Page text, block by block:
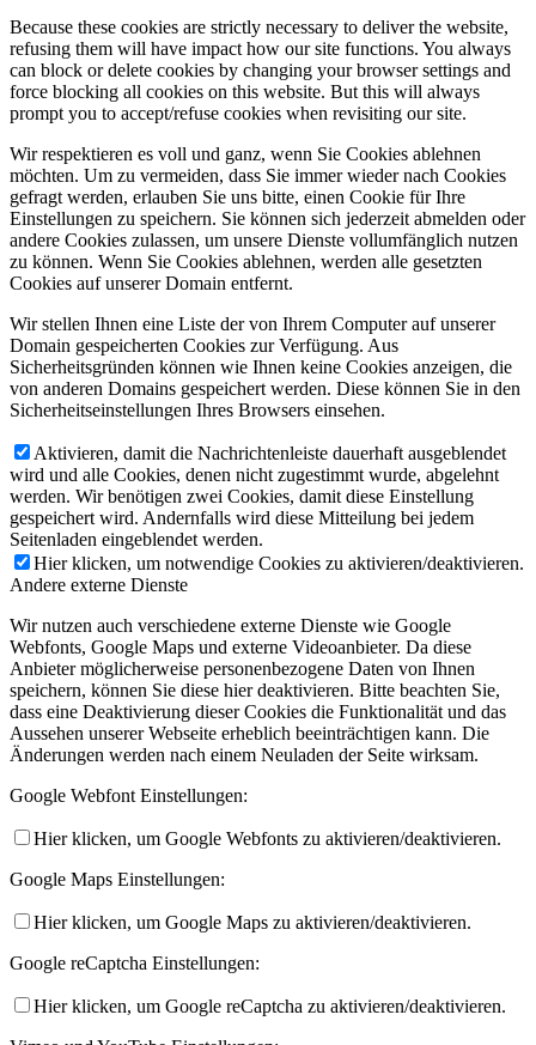
Because these cookies are strictly necessary to deliver the website,
refusing them will have impact how our site functions. You always
can block or delete cookies by changing your browser settings and
force blocking all cookies on this website. But this will always
prompt you to accept/refuse cookies when revisiting our site.
Wir respektieren es voll und ganz, wenn Sie Cookies ablehnen
möchten. Um zu vermeiden, dass Sie immer wieder nach Cookies
gefragt werden, erlauben Sie uns bitte, einen Cookie für Ihre
Einstellungen zu speichern. Sie können sich jederzeit abmelden oder
andere Cookies zulassen, um unsere Dienste vollumfänglich nutzen
zu können. Wenn Sie Cookies ablehnen, werden alle gesetzten
Cookies auf unserer Domain entfernt.
Wir stellen Ihnen eine Liste der von Ihrem Computer auf unserer
Domain gespeicherten Cookies zur Verfügung. Aus
Sicherheitsgründen können wie Ihnen keine Cookies anzeigen, die
von anderen Domains gespeichert werden. Diese können Sie in den
Sicherheitseinstellungen Ihres Browsers einsehen.
Aktivieren, damit die Nachrichtenleiste dauerhaft ausgeblendet
wird und alle Cookies, denen nicht zugestimmt wurde, abgelehnt
werden. Wir benötigen zwei Cookies, damit diese Einstellung
gespeichert wird. Andernfalls wird diese Mitteilung bei jedem
Seitenladen eingeblendet werden.
Hier klicken, um notwendige Cookies zu aktivieren/deaktivieren.
Andere externe Dienste
Wir nutzen auch verschiedene externe Dienste wie Google
Webfonts, Google Maps und externe Videoanbieter. Da diese
Anbieter möglicherweise personenbezogene Daten von Ihnen
speichern, können Sie diese hier deaktivieren. Bitte beachten Sie,
dass eine Deaktivierung dieser Cookies die Funktionalität und das
Aussehen unserer Webseite erheblich beeinträchtigen kann. Die
Änderungen werden nach einem Neuladen der Seite wirksam.
Google Webfont Einstellungen:
Hier klicken, um Google Webfonts zu aktivieren/deaktivieren.
Google Maps Einstellungen:
Hier klicken, um Google Maps zu aktivieren/deaktivieren.
Google reCaptcha Einstellungen:
Hier klicken, um Google reCaptcha zu aktivieren/deaktivieren.